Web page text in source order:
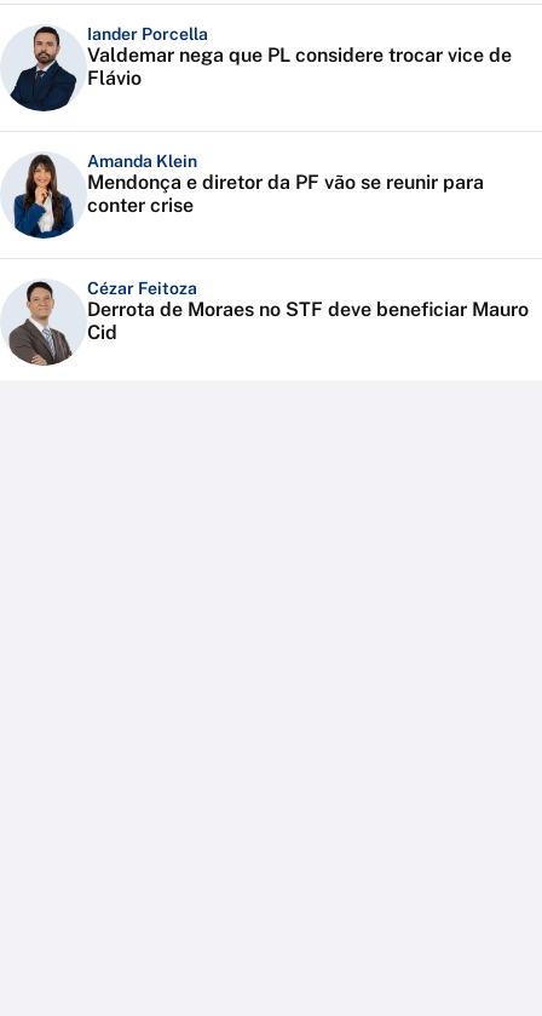
Iander Porcella
Valdemar nega que PL considere trocar vice de
Flávio
Amanda Klein
Mendonça e diretor da PF vão se reunir para
conter crise
Cézar Feitoza
Derrota de Moraes no STF deve beneficiar Mauro
Cid